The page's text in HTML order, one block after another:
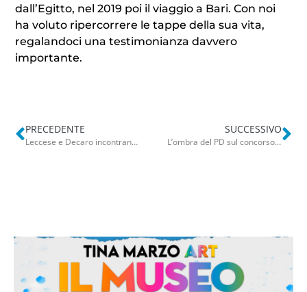
dall’Egitto, nel 2019 poi il viaggio a Bari. Con noi
ha voluto ripercorrere le tappe della sua vita,
regalandoci una testimonianza davvero
importante.
PRECEDENTE
Leccese e Decaro incontrano Gravina, il presidente della Figc ribadisce: “Stop multiproprietà dal 1° luglio 2028”
SUCCESSIVO
L’ombra del PD sul concorso Arca, vince la politica. Il tesoriere non gradisce: “Vi faccio il cu**”